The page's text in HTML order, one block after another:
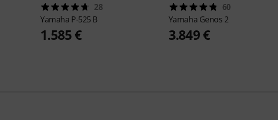
28
Yamaha P-525 B
1.585 €
60
Yamaha Genos 2
3.849 €